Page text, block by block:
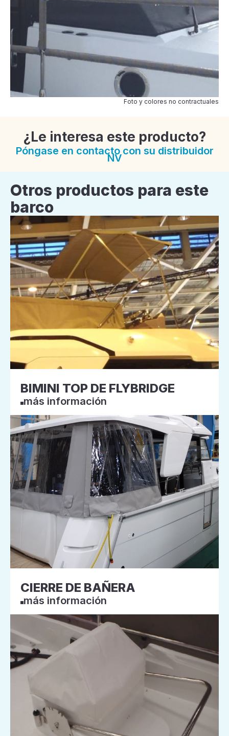
Foto y colores no contractuales
¿Le interesa este producto?
Póngase en contacto con su distribuidor
NV
Otros productos para este
barco
BIMINI TOP DE FLYBRIDGE
más información
CIERRE DE BAÑERA
más información